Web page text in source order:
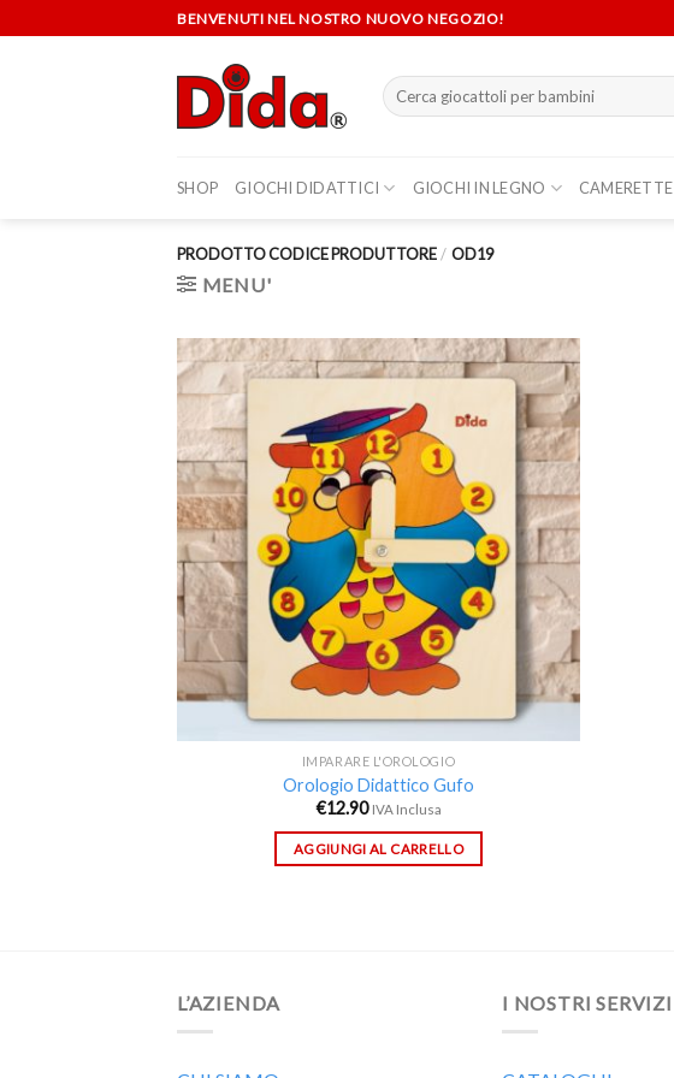
to
BENVENUTI NEL NOSTRO NUOVO NEGOZIO!
Cerca:
SHOP GIOCHI DIDATTICI GIOCHI IN LEGNO CAMERETTE
PRODOTTO CODICE PRODUTTORE / OD19
MENU'
Aggiungi
alla lista
dei
desideri
IMPARARE L'OROLOGIO
Orologio Didattico Gufo
€12.90 IVA Inclusa
AGGIUNGI AL CARRELLO
L’AZIENDA I NOSTRI SERVIZI